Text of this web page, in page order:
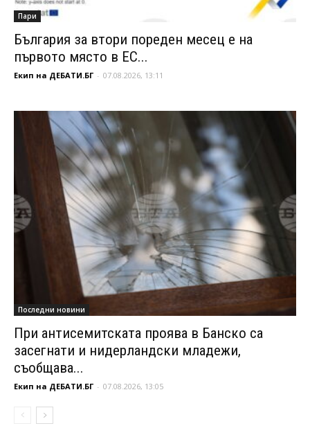
Пари
България за втори пореден месец е на
първото място в ЕС...
Екип на ДЕБАТИ.БГ - 07.08.2026, 13:11
Последни новини
При антисемитската проява в Банско са
засегнати и нидерландски младежи,
съобщава...
Екип на ДЕБАТИ.БГ - 07.08.2026, 13:05